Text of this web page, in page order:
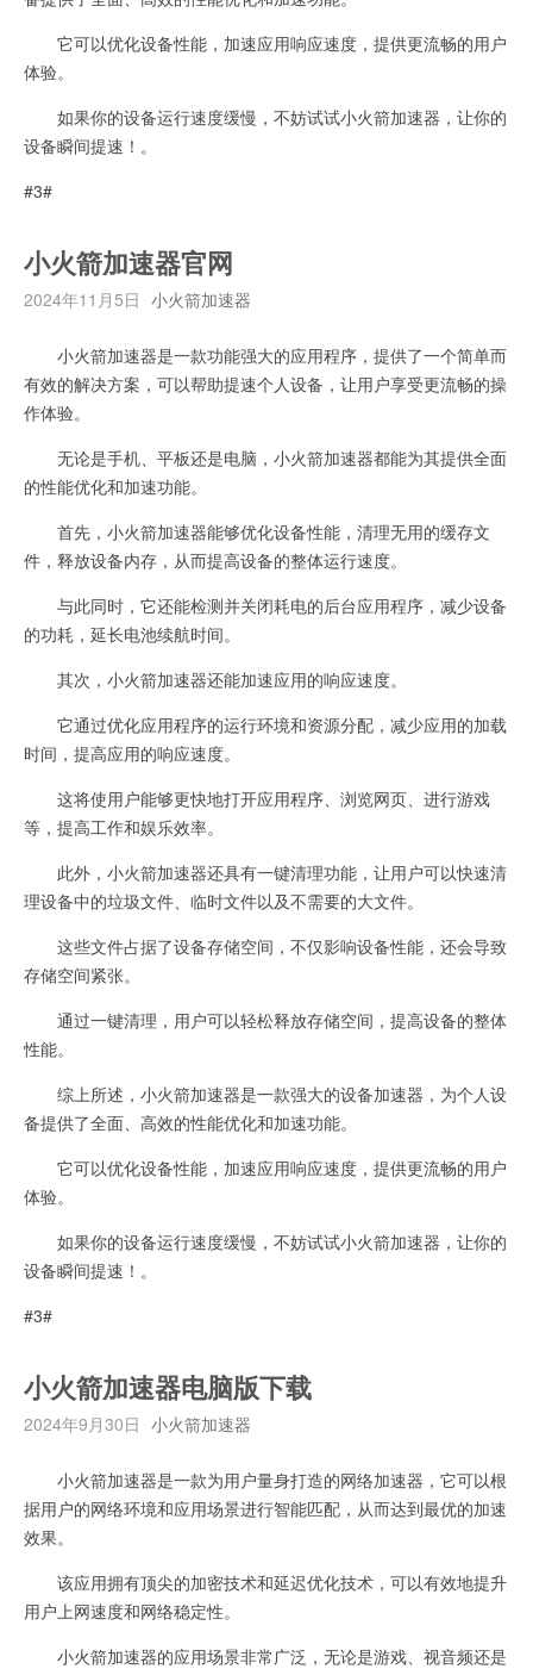
它可以优化设备性能，加速应用响应速度，提供更流畅的用户
体验。
如果你的设备运行速度缓慢，不妨试试小火箭加速器，让你的
设备瞬间提速！。
#3#
小火箭加速器官网
2024年11月5日 小火箭加速器
小火箭加速器是一款功能强大的应用程序，提供了一个简单而
有效的解决方案，可以帮助提速个人设备，让用户享受更流畅的操
作体验。
无论是手机、平板还是电脑，小火箭加速器都能为其提供全面
的性能优化和加速功能。
首先，小火箭加速器能够优化设备性能，清理无用的缓存文
件，释放设备内存，从而提高设备的整体运行速度。
与此同时，它还能检测并关闭耗电的后台应用程序，减少设备
的功耗，延长电池续航时间。
其次，小火箭加速器还能加速应用的响应速度。
它通过优化应用程序的运行环境和资源分配，减少应用的加载
时间，提高应用的响应速度。
这将使用户能够更快地打开应用程序、浏览网页、进行游戏
等，提高工作和娱乐效率。
此外，小火箭加速器还具有一键清理功能，让用户可以快速清
理设备中的垃圾文件、临时文件以及不需要的大文件。
这些文件占据了设备存储空间，不仅影响设备性能，还会导致
存储空间紧张。
通过一键清理，用户可以轻松释放存储空间，提高设备的整体
性能。
综上所述，小火箭加速器是一款强大的设备加速器，为个人设
备提供了全面、高效的性能优化和加速功能。
它可以优化设备性能，加速应用响应速度，提供更流畅的用户
体验。
如果你的设备运行速度缓慢，不妨试试小火箭加速器，让你的
设备瞬间提速！。
#3#
小火箭加速器电脑版下载
2024年9月30日 小火箭加速器
小火箭加速器是一款为用户量身打造的网络加速器，它可以根
据用户的网络环境和应用场景进行智能匹配，从而达到最优的加速
效果。
该应用拥有顶尖的加密技术和延迟优化技术，可以有效地提升
用户上网速度和网络稳定性。
小火箭加速器的应用场景非常广泛，无论是游戏、视音频还是